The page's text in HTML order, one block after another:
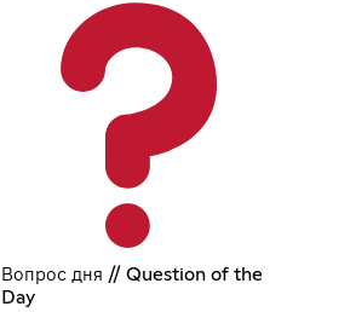
Вопрос дня // Question of the
Day